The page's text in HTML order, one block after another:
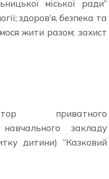
міської ради”
здоров’я, безпека та
жити разом; захист
приватного
закладу
дитини) “Казковий